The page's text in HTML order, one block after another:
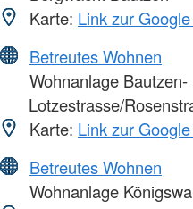
Karte: Link zur
Betreutes Wohnen
Wohnanlage Bautzen-
Lotzestrasse/
Karte: Link zur
Betreutes Wohnen
Wohnanlage